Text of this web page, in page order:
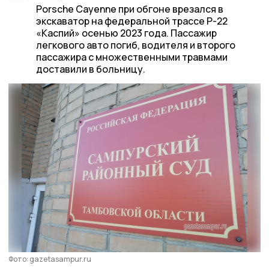
Porsche Cayenne при обгоне врезался в
экскаватор на федеральной трассе Р-22
«Каспий» осенью 2023 года. Пассажир
легкового авто погиб, водителя и второго
пассажира с множественными травмами
доставили в больницу.
Фото: gazetasampur.ru